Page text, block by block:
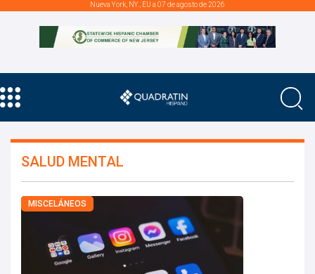
Nueva York, NY., EU a 07 de agosto de 2026
SALUD MENTAL
MISCELÁNEOS